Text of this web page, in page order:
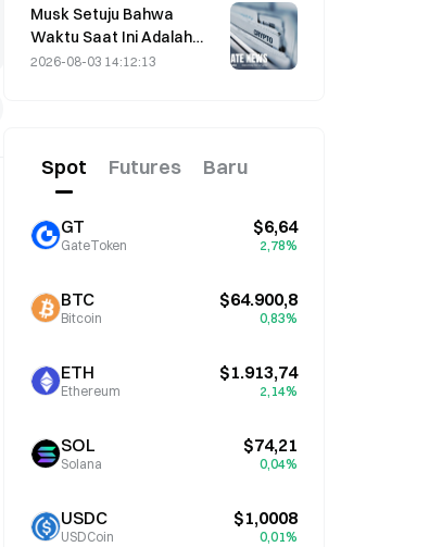
Tengah Musim Kebakaran
Hutan Rekor
Musk Setuju Bahwa
Waktu Saat Ini Adalah
Peluang Beli untuk
2026-08-03 14:12:13
Spot Futures Baru
GT
GateToken
$6,64
2,78%
BTC
Bitcoin
$64.900,8
0,83%
ETH
Ethereum
$1.913,74
2,14%
SOL
Solana
$74,21
0,04%
USDC
USDCoin
$1,0008
0,01%